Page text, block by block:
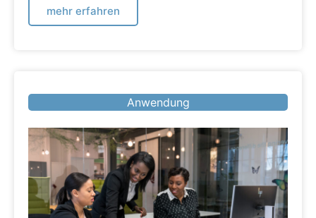
mehr erfahren
Anwendung